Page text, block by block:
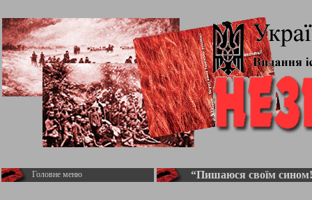
Головне меню “Пишаюся своїм